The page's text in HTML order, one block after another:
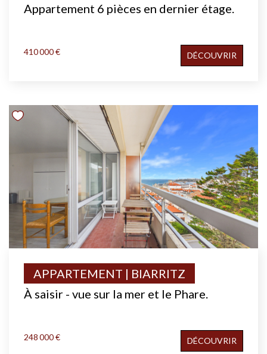
Appartement 6 pièces en dernier étage.
410 000 € DÉCOUVRIR
À saisir - vue sur la mer et le Phare.
APPARTEMENT | BIARRITZ
248 000 € DÉCOUVRIR